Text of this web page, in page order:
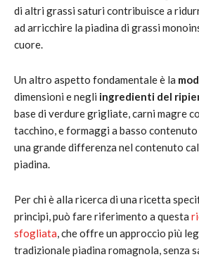
di altri grassi saturi contribuisce a
ad arricchire la piadina di grassi
cuore.
Un altro aspetto fondamentale è la
dimensioni e negli ingredienti del
base di verdure grigliate, carni magre
tacchino, e formaggi a basso
una grande differenza nel contenuto
piadina.
Per chi è alla ricerca di una ricetta
principi, può fare riferimento a questa
sfogliata, che offre un approccio più
tradizionale piadina romagnola, senza